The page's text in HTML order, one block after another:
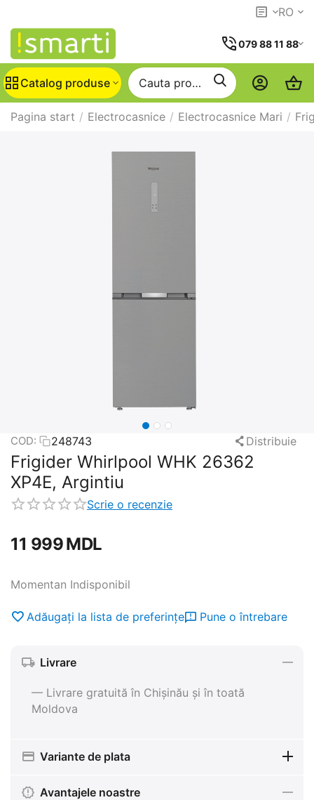
RO
079 88 11 88
Catalog produse
Pagina start / Electrocasnice / Electrocasnice Mari /
COD: 248743 Distribuie
Frigider Whirlpool WHK 26362
XP4E, Argintiu
Scrie o recenzie
11 999MDL
Momentan Indisponibil
Adăugați la lista de preferințe Pune o întrebare
Livrare
— Livrare gratuită în Chișinău și în toată
Moldova
Variante de plata
Avantajele noastre